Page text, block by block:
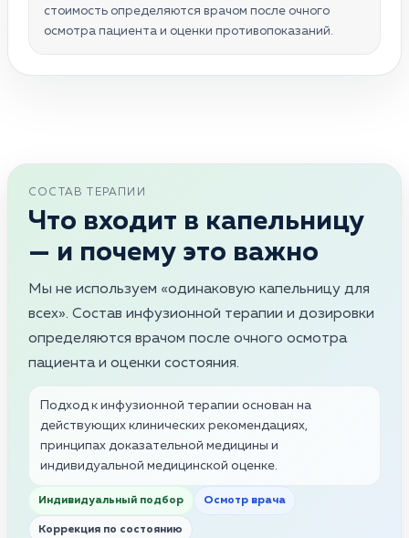
стоимость определяются врачом после очного
осмотра пациента и оценки противопоказаний.
СОСТАВ ТЕРАПИИ
Что входит в капельницу
— и почему это важно
Мы не используем «одинаковую капельницу для
всех». Состав инфузионной терапии и дозировки
определяются врачом после очного осмотра
пациента и оценки состояния.
Подход к инфузионной терапии основан на
действующих клинических рекомендациях,
принципах доказательной медицины и
индивидуальной медицинской оценке.
Индивидуальный подбор Осмотр врача
Коррекция по состоянию